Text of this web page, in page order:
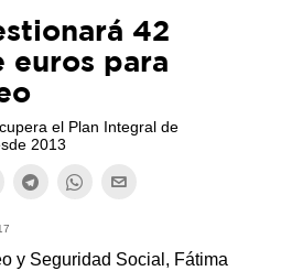
42
euros para
el Plan Integral de
2013
y Seguridad Social, Fátima